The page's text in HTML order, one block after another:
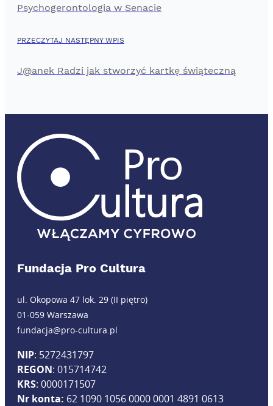
Psychogerontologia w Senacie
PRZECZYTAJ NASTĘPNY WPIS
J@anek Radzi jak stworzyć kartkę świąteczną
Fundacja Pro Cultura
ul. Okopowa 47 lok. 29 (II piętro)
01-059 Warszawa
fundacja@pro-cultura.pl
NIP: 5272431797
REGON: 015714742
KRS: 0000171507
Nr konta: 62 1090 1056 0000 0001 4891 0613